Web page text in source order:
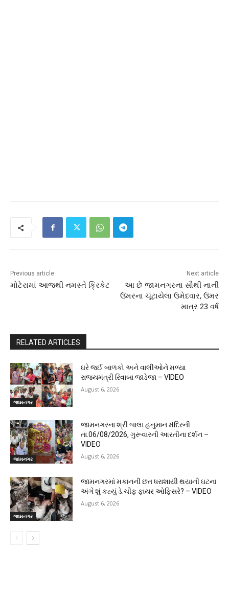
Previous article
મોટેરામાં આજથી નમસ્તે ક્રિકેટ
Next article
આ છે જામનગરના સૌથી નાની
ઉંમરના ચૂંટાયેલા ઉમેદવાર, ઉંમર
માત્ર 23 વર્ષ
RELATED ARTICLES
જામનગર
ઘરે જઈ બાળકો અને વાલીઓને મળ્યા
રાજ્યમંત્રી રિવાબા જાડેજા – VIDEO
August 6, 2026
જામનગર
જામનગરના શ્રી બાલા હનુમાન મંદિરની
તા.06/08/2026, ગુરૂવારની આરતીના દર્શન –
VIDEO
August 6, 2026
જામનગર
જામનગરમાં મકાનની છત ધરાશાયી થયાની ઘટના
અંગે શું કહ્યું ડે.ચીફ ફાયર ઓફિસરે? – VIDEO
August 6, 2026